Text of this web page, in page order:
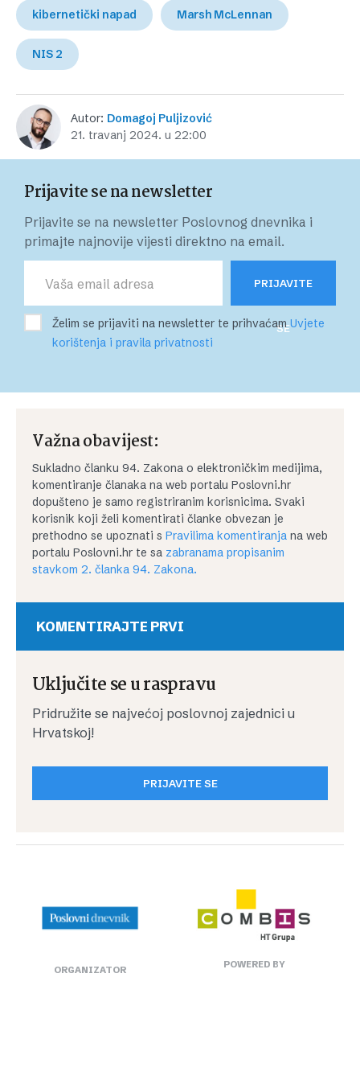
kibernetički napad Marsh McLennan
NIS 2
Autor: Domagoj Puljizović
21. travanj 2024. u 22:00
Prijavite se na newsletter
Prijavite se na newsletter Poslovnog dnevnika i
primajte najnovije vijesti direktno na email.
PRIJAVITE
SE
Želim se prijaviti na newsletter te prihvaćamUvjete
korištenja i pravila privatnosti
Važna obavijest:
Sukladno članku 94. Zakona o elektroničkim medijima,
komentiranje članaka na web portalu Poslovni.hr
dopušteno je samo registriranim korisnicima. Svaki
korisnik koji želi komentirati članke obvezan je
prethodno se upoznati s Pravilima komentiranja na web
portalu Poslovni.hr te sa zabranama propisanim
stavkom 2. članka 94. Zakona.
KOMENTIRAJTE PRVI
Uključite se u raspravu
Pridružite se najvećoj poslovnoj zajednici u
Hrvatskoj!
PRIJAVITE SE
ORGANIZATOR
POWERED BY